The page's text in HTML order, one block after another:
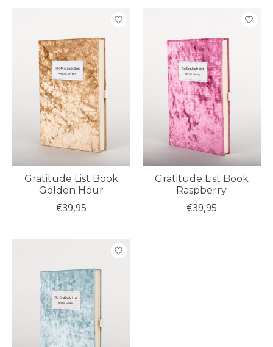
Gratitude List Book
Golden Hour
€39,95
Gratitude List Book
Raspberry
€39,95